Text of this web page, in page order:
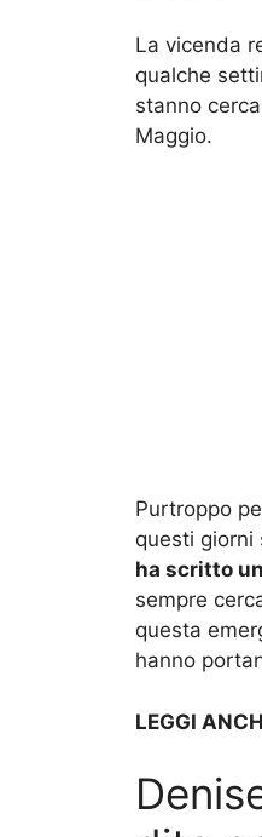
La vicenda
qualche
stanno
Maggio.
Purtroppo
questi giorni
ha scritto
sempre
questa
hanno
LEGGI